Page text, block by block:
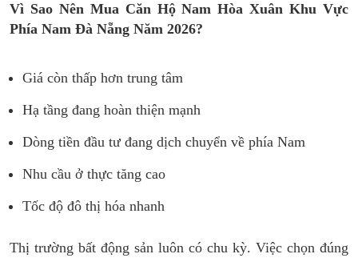
Vì Sao Nên Mua Căn Hộ Nam Hòa Xuân Khu Vực
Phía Nam Đà Nẵng Năm 2026?
Giá còn thấp hơn trung tâm
Hạ tầng đang hoàn thiện mạnh
Dòng tiền đầu tư đang dịch chuyển về phía Nam
Nhu cầu ở thực tăng cao
Tốc độ đô thị hóa nhanh
Thị trường bất động sản luôn có chu kỳ. Việc chọn đúng